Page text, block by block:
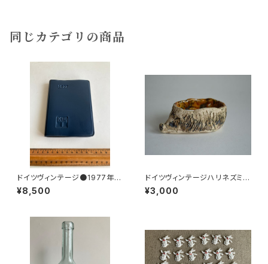
同じカテゴリの商品
ドイツヴィンテージ●1977年ポ
ケットカレンダーKDT手帳未使
用DDR
¥8,500
ドイツヴィンテージハリネズミの
小皿b
¥3,000